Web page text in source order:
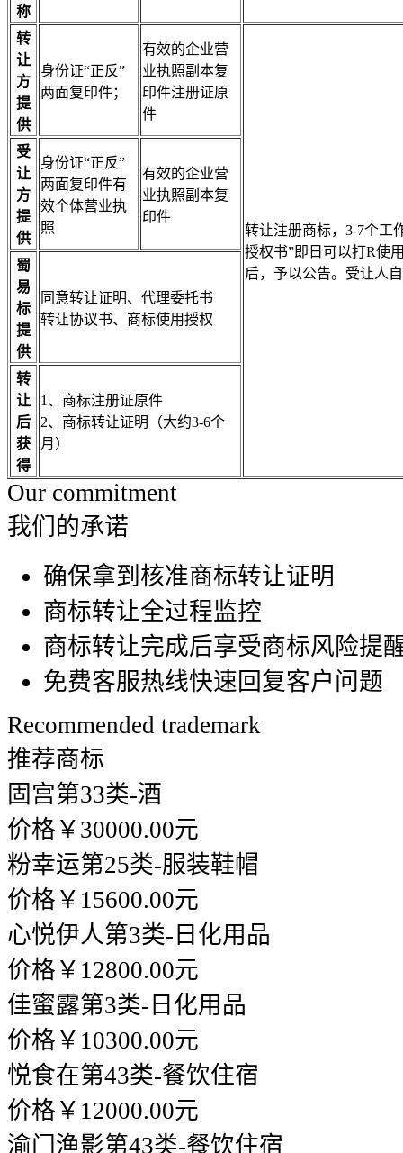
称
转
让
方
提
供
身份证“正反”
两面复印件；
有效的企业营
业执照副本复
印件注册证原
件
转让注册商标，3-7个工
授权书”即日可以打R使
后，予以公告。受让人
受
让
方
提
供
身份证“正反”
两面复印件有
效个体营业执
照
有效的企业营
业执照副本复
印件
蜀
易
标
提
供
同意转让证明、代理委托书
转让协议书、商标使用授权
转
让
后
获
得
1、商标注册证原件
2、商标转让证明（大约3-6个
月）
Our commitment
我们的承诺
确保拿到核准商标转让证明
商标转让全过程监控
商标转让完成后享受商标风险提
免费客服热线快速回复客户问题
Recommended trademark
推荐商标
固宫第33类-酒
价格￥30000.00元
粉幸运第25类-服装鞋帽
价格￥15600.00元
心悦伊人第3类-日化用品
价格￥12800.00元
佳蜜露第3类-日化用品
价格￥10300.00元
悦食在第43类-餐饮住宿
价格￥12000.00元
渝门渔影第43类-餐饮住宿